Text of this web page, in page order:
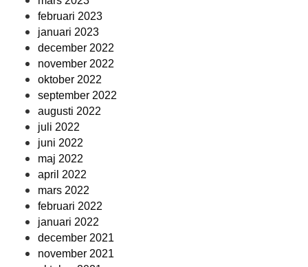
februari 2023
januari 2023
december 2022
november 2022
oktober 2022
september 2022
augusti 2022
juli 2022
juni 2022
maj 2022
april 2022
mars 2022
februari 2022
januari 2022
december 2021
november 2021